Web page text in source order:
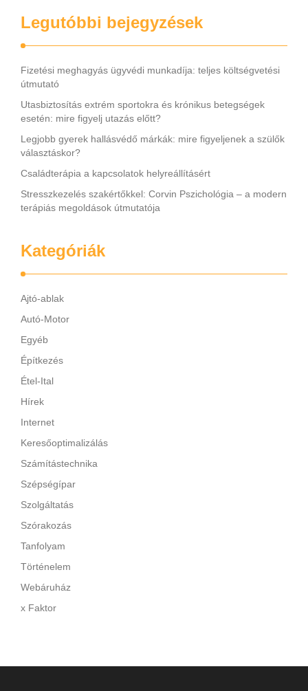
Legutóbbi bejegyzések
Fizetési meghagyás ügyvédi munkadíja: teljes költségvetési
útmutató
Utasbiztosítás extrém sportokra és krónikus betegségek
esetén: mire figyelj utazás előtt?
Legjobb gyerek hallásvédő márkák: mire figyeljenek a szülők
választáskor?
Családterápia a kapcsolatok helyreállításért
Stresszkezelés szakértőkkel: Corvin Pszichológia – a modern
terápiás megoldások útmutatója
Kategóriák
Ajtó-ablak
Autó-Motor
Egyéb
Építkezés
Étel-Ital
Hírek
Internet
Keresőoptimalizálás
Számítástechnika
Szépségípar
Szolgáltatás
Szórakozás
Tanfolyam
Történelem
Webáruház
x Faktor